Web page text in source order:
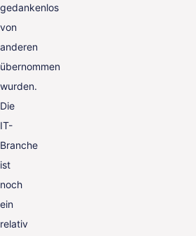
gedankenlos
von
anderen
übernommen
wurden.
Die
IT-
Branche
ist
noch
ein
relativ